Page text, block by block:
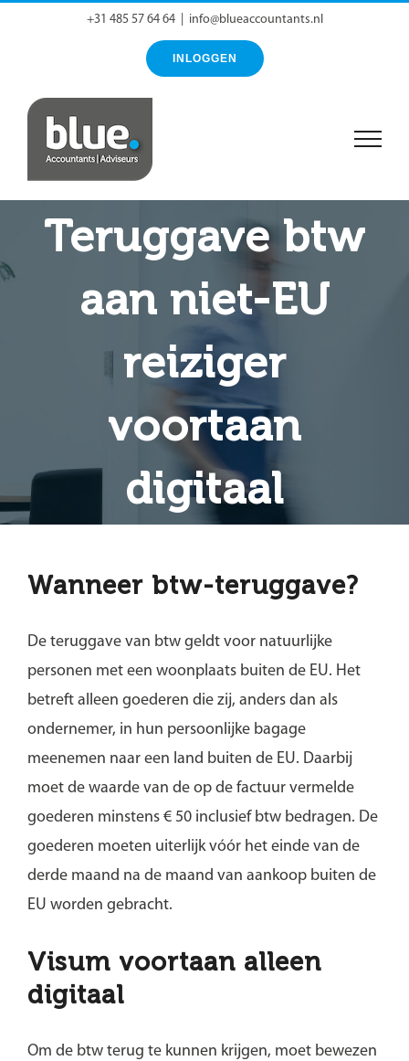
+31 485 57 64 64 info@blueaccountants.nl
INLOGGEN
Teruggave btw
aan niet-EU
reiziger
voortaan
digitaal
Wanneer btw-teruggave?
De teruggave van btw geldt voor natuurlijke
personen met een woonplaats buiten de EU. Het
betreft alleen goederen die zij, anders dan als
ondernemer, in hun persoonlijke bagage
meenemen naar een land buiten de EU. Daarbij
moet de waarde van de op de factuur vermelde
goederen minstens € 50 inclusief btw bedragen. De
goederen moeten uiterlijk vóór het einde van de
derde maand na de maand van aankoop buiten de
EU worden gebracht.
Visum voortaan alleen
digitaal
Om de btw terug te kunnen krijgen, moet bewezen